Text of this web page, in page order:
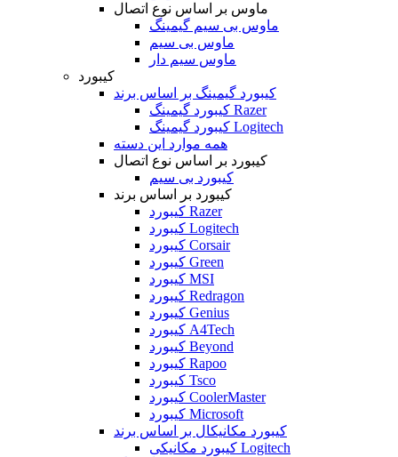
ماوس بر اساس نوع اتصال
ماوس بی سیم گیمینگ
ماوس بی سیم
ماوس سیم دار
کیبورد
کیبورد گیمینگ بر اساس برند
کیبورد گیمینگ Razer
کیبورد گیمینگ Logitech
همه موارد این دسته
کیبورد بر اساس نوع اتصال
کیبورد بی سیم
کیبورد بر اساس برند
کیبورد Razer
کیبورد Logitech
کیبورد Corsair
کیبورد Green
کیبورد MSI
کیبورد Redragon
کیبورد Genius
کیبورد A4Tech
کیبورد Beyond
کیبورد Rapoo
کیبورد Tsco
کیبورد CoolerMaster
کیبورد Microsoft
کیبورد مکانیکال بر اساس برند
کیبورد مکانیکی Logitech